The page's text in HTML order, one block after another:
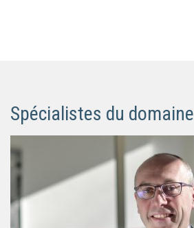
Spécialistes du domaine